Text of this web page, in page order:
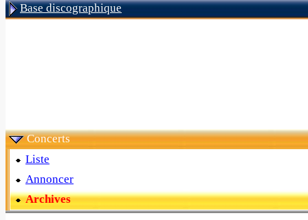
Base discographique
Concerts
Liste
Annoncer
Archives